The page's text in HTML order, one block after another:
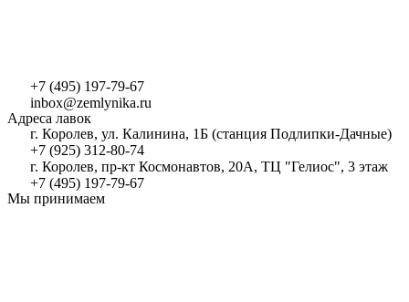
+7 (495) 197-79-67
inbox@zemlynika.ru
Адреса лавок
г. Королев, ул. Калинина, 1Б (станция Подлипки-Дачные)
+7 (925) 312-80-74
г. Королев, пр-кт Космонавтов, 20А, ТЦ "Гелиос", 3 этаж
+7 (495) 197-79-67
Мы принимаем